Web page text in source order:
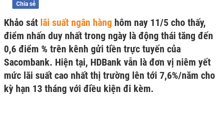
Chia sẻ
Khảo sát lãi suất ngân hàng hôm nay 11/5 cho thấy,
điểm nhấn duy nhất trong ngày là động thái tăng đến
0,6 điểm % trên kênh gửi tiền trực tuyến của
Sacombank. Hiện tại, HDBank vẫn là đơn vị niêm yết
mức lãi suất cao nhất thị trường lên tới 7,6%/năm cho
kỳ hạn 13 tháng với điều kiện đi kèm.